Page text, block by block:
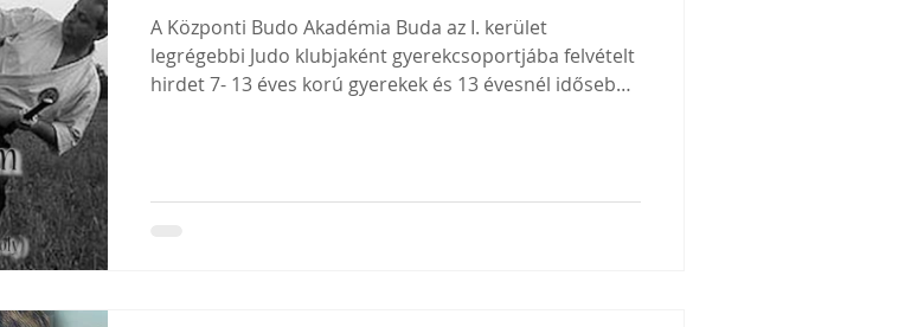
A Központi Budo Akadémia Buda az I. kerület
legrégebbi Judo klubjaként gyerekcsoportjába felvételt
hirdet 7- 13 éves korú gyerekek és 13 évesnél idősebb
05 csütörtök Időpontja: 7- 13 éves gyerekek részére